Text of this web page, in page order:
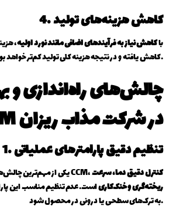
4. کاهش هزینه‌های تولید
باکاهش نیاز به فرآیندهای اضافی مانند نورد اولیه،
کاهش یافته و در نتیجه هزینه کلی تولید کم‌تر خواهد بود.
چالش‌های راه‌اندازی و
از CCM در شرکت مذاب ریزان
1. تنظیم دقیق پارامترهای عملیاتی
یکی از مهم‌ترین چالش‌ها در بهره‌برداری CCM،کنترل دقیق دما، سرعت
ریخته‌گری و خنک‌کاریاست. عدم تنظیم مناسب این
به ترک‌های سطحی یا درونی در محصول شود.